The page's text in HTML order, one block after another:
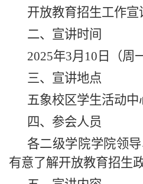
开放教育招生工作宣
二、宣讲时间
2025年3月10日（周
三、宣讲地点
五象校区学生活动中
四、参会人员
各二级学院学院领导
有意了解开放教育招生